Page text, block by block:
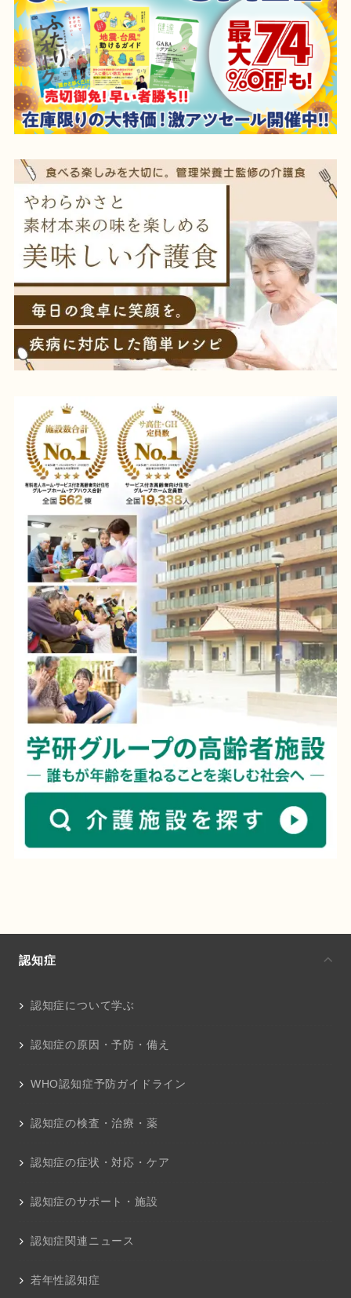
認知症
認知症について学ぶ
認知症の原因・予防・備え
WHO認知症予防ガイドライン
認知症の検査・治療・薬
認知症の症状・対応・ケア
認知症のサポート・施設
認知症関連ニュース
若年性認知症